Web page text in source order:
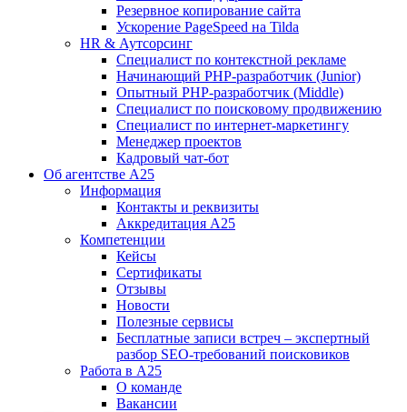
Резервное копирование сайта
Ускорение PageSpeed на Tilda
HR & Аутсорсинг
Специалист по контекстной рекламе
Начинающий PHP-разработчик (Junior)
Опытный PHP-разработчик (Middle)
Специалист по поисковому продвижению
Специалист по интернет-маркетингу
Менеджер проектов
Кадровый чат-бот
Об агентстве А25
Информация
Контакты и реквизиты
Аккредитация А25
Компетенции
Кейсы
Сертификаты
Отзывы
Новости
Полезные сервисы
Бесплатные записи встреч – экспертный
разбор SEO-требований поисковиков
Работа в А25
О команде
Вакансии